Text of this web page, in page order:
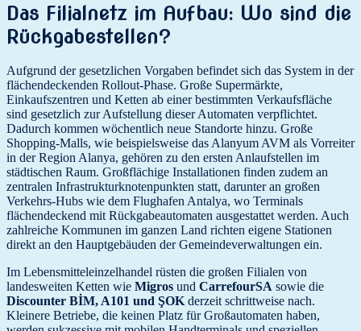
Das Filialnetz im Aufbau: Wo sind die
Rückgabestellen?
Aufgrund der gesetzlichen Vorgaben befindet sich das System in der
flächendeckenden Rollout-Phase. Große Supermärkte,
Einkaufszentren und Ketten ab einer bestimmten Verkaufsfläche
sind gesetzlich zur Aufstellung dieser Automaten verpflichtet.
Dadurch kommen wöchentlich neue Standorte hinzu. Große
Shopping-Malls, wie beispielsweise das Alanyum AVM als Vorreiter
in der Region Alanya, gehören zu den ersten Anlaufstellen im
städtischen Raum. Großflächige Installationen finden zudem an
zentralen Infrastrukturknotenpunkten statt, darunter an großen
Verkehrs-Hubs wie dem Flughafen Antalya, wo Terminals
flächendeckend mit Rückgabeautomaten ausgestattet werden. Auch
zahlreiche Kommunen im ganzen Land richten eigene Stationen
direkt an den Hauptgebäuden der Gemeindeverwaltungen ein.
Im Lebensmitteleinzelhandel rüsten die großen Filialen von
landesweiten Ketten wie Migros und CarrefourSA sowie die
Discounter BİM, A101 und ŞOKderzeit schrittweise nach.
Kleinere Betriebe, die keinen Platz für Großautomaten haben,